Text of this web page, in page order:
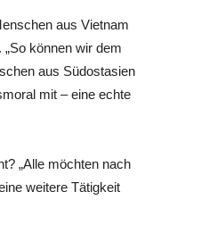
aus Vietnam
können wir dem
aus Südostasien
mit – eine echte
„Alle möchten nach
weitere Tätigkeit